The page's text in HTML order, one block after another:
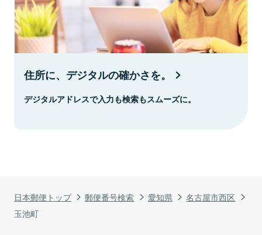
日本郵便トップ 郵便番号検索 愛知県
名古屋市西区
玉池町
住所に、デジタルの確かさを。
デジタルアドレスで入力も検索もスムーズに。